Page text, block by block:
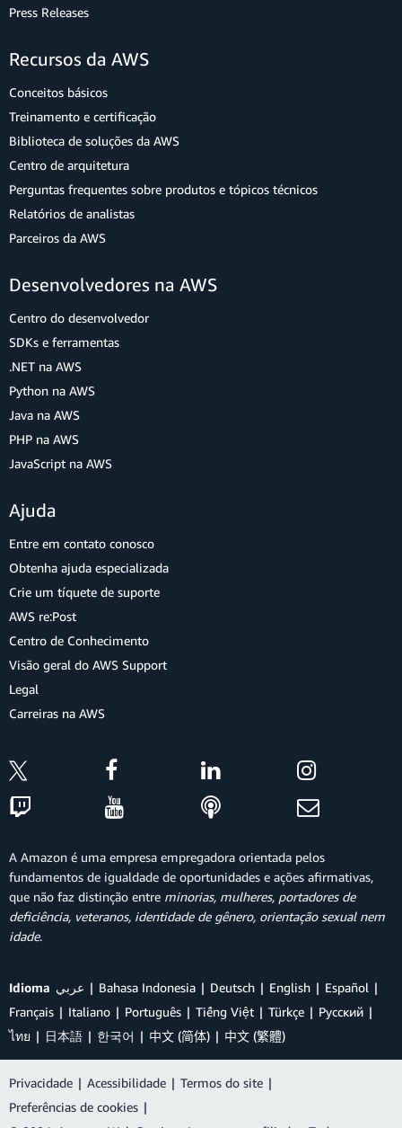
Press Releases
Recursos da AWS
Conceitos básicos
Treinamento e certificação
Biblioteca de soluções da AWS
Centro de arquitetura
Perguntas frequentes sobre produtos e tópicos técnicos
Relatórios de analistas
Parceiros da AWS
Desenvolvedores na AWS
Centro do desenvolvedor
SDKs e ferramentas
.NET na AWS
Python na AWS
Java na AWS
PHP na AWS
JavaScript na AWS
Ajuda
Entre em contato conosco
Obtenha ajuda especializada
Crie um tíquete de suporte
AWS re:Post
Centro de Conhecimento
Visão geral do AWS Support
Legal
Carreiras na AWS
A Amazon é uma empresa empregadora orientada pelos
fundamentos de igualdade de oportunidades e ações afirmativas,
que não faz distinção entre minorias, mulheres, portadores de
deficiência, veteranos, identidade de gênero, orientação sexual nem
idade.
Idioma عربي Bahasa Indonesia Deutsch English
Español
Français
Italiano Português Tiếng Việt Türkçe
Ρусский
ไทย
日本語 한국어 中文 (简体) 中文 (繁體)
Privacidade | Acessibilidade | Termos do site |
Preferências de cookies |